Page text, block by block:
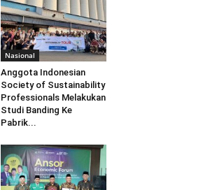
Nasional
Anggota Indonesian
Society of Sustainability
Professionals Melakukan
Studi Banding Ke
Pabrik...